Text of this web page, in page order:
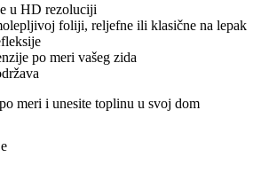
u HD rezoluciji
foliji, reljefne ili klasične na lepak
po meri vašeg zida
meri i unesite toplinu u svoj dom